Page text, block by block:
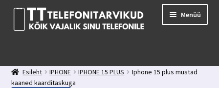
Liigu
navigeerimisele
Liigu
juurde
Menüü
Minu konto
Esileht IPHONE IPHONE 15 PLUS
Iphone 15 plus mustad
kaaned kaarditaskuga